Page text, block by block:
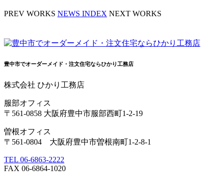
PREV WORKS NEWS INDEX NEXT WORKS
豊中市でオーダーメイド・注文住宅ならひかり工務店
株式会社 ひかり工務店
服部オフィス
〒561-0858 大阪府豊中市服部西町1-2-19
曽根オフィス
〒561-0804 大阪府豊中市曽根南町1-2-8-1
TEL 06-6863-2222
FAX 06-6864-1020